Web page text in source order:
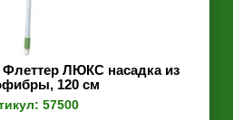
ЛЮКС насадка из
120 см
57500